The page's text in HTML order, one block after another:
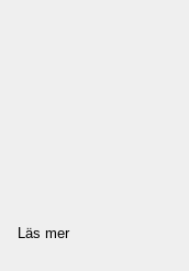
Läs mer